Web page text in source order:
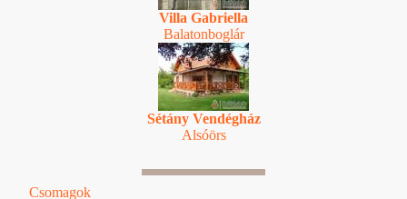
Villa Gabriella
Balatonboglár
Sétány Vendégház
Alsóörs
Csomagok